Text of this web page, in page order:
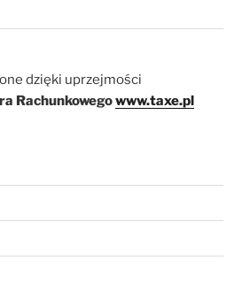
dzięki uprzejmości
Rachunkowegowww.taxe.pl